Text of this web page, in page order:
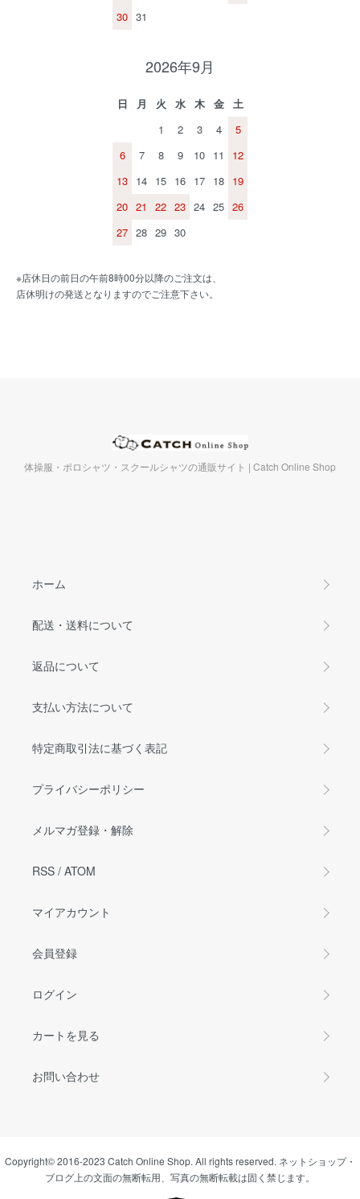
30 31
2026年9月
日 月 火 水 木 金
土
1
2 3 4
5
6
7 8 9 10 11
12
13 14 15 16 17 18 19
20 21 22 23 24 25 26
27 28 29 30
※店休日の前日の午前8時00分以降のご注文は、
店休明けの発送となりますのでご注意下さい。
体操服・ポロシャツ・スクールシャツの通販サイト | Catch Online Shop
ホーム
配送・送料について
返品について
支払い方法について
特定商取引法に基づく表記
プライバシーポリシー
メルマガ登録・解除
RSS / ATOM
マイアカウント
会員登録
ログイン
カートを見る
お問い合わせ
Copyright© 2016-2023 Catch Online Shop. All rights reserved. ネットショップ・
ブログ上の文面の無断転用、写真の無断転載は固く禁じます。